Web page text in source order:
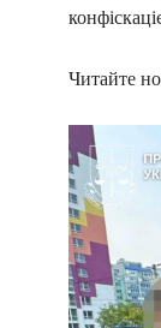
Читайте